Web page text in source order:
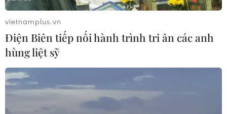
Giao lưu điển hình toàn quốc trong học
tập, làm theo Bác Hồ
vietnamplus.vn
Điện Biên tiếp nối hành trình tri ân các anh
hùng liệt sỹ